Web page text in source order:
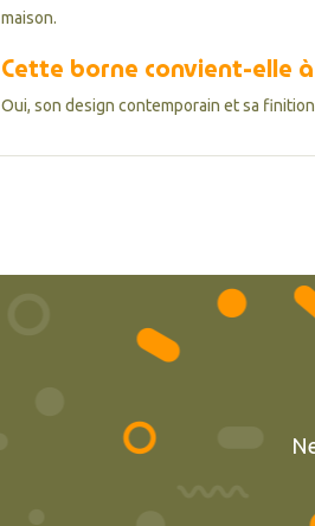
maison.
Cette borne convient-elle
Oui, son design contemporain et sa